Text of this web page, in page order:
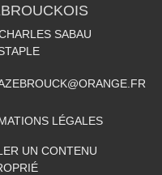
SABAU
LÉGALES
UN CONTENU